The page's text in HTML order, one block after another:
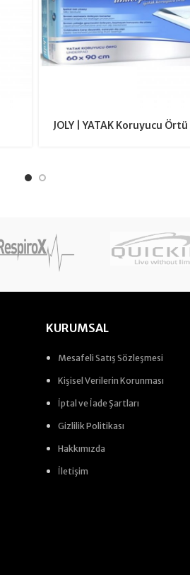
JOLY | YATAK Koruyucu Örtü
KURUMSAL
Mesafeli Satış Sözleşmesi
Kişisel Verilerin Korunması
İptal ve İade Şartları
Gizlilik Politikası
Hakkımızda
İletişim